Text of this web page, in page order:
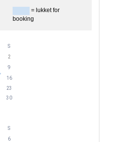
= lukket for
booking
S
2
9
16
23
30
S
6